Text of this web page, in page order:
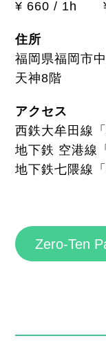
¥ 660 / 1h
住所
福岡県福岡市
天神8階
アクセス
西鉄大牟田線
地下鉄 空港線
地下鉄七隈線
Zero-Ten